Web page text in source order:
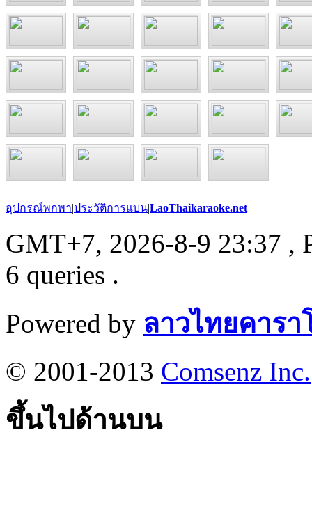
อุปกรณ์พกพา|ประวัติการแบน|LaoThaikaraoke.net
GMT+7, 2026-8-9 23:37 ,
6 queries .
Powered by ลาวไทยคารา
© 2001-2013 Comsenz Inc.
ขึ้นไปด้านบน